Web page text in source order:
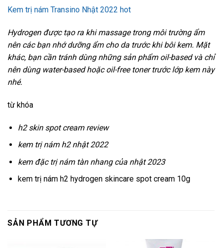
Kem trị nám Transino Nhật 2022 hot
Hydrogen được tạo ra khi massage trong môi trường ẩm
nên các bạn nhớ dưỡng ẩm cho da trước khi bôi kem. Mặt
khác, bạn cần tránh dùng những sản phẩm oil-based và chỉ
nên dùng water-based hoặc oil-free toner trước lớp kem này
nhé.
từ khóa
h2 skin spot cream review
kem trị nám h2 nhật 2022
kem đặc trị nám tàn nhang của nhật 2023
kem trị nám h2 hydrogen skincare spot cream 10g
SẢN PHẨM TƯƠNG TỰ